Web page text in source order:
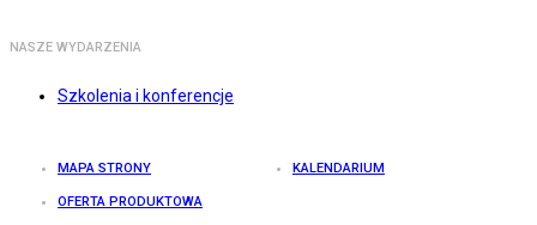
NASZE WYDARZENIA
Szkolenia i konferencje
MAPA STRONY KALENDARIUM
OFERTA PRODUKTOWA